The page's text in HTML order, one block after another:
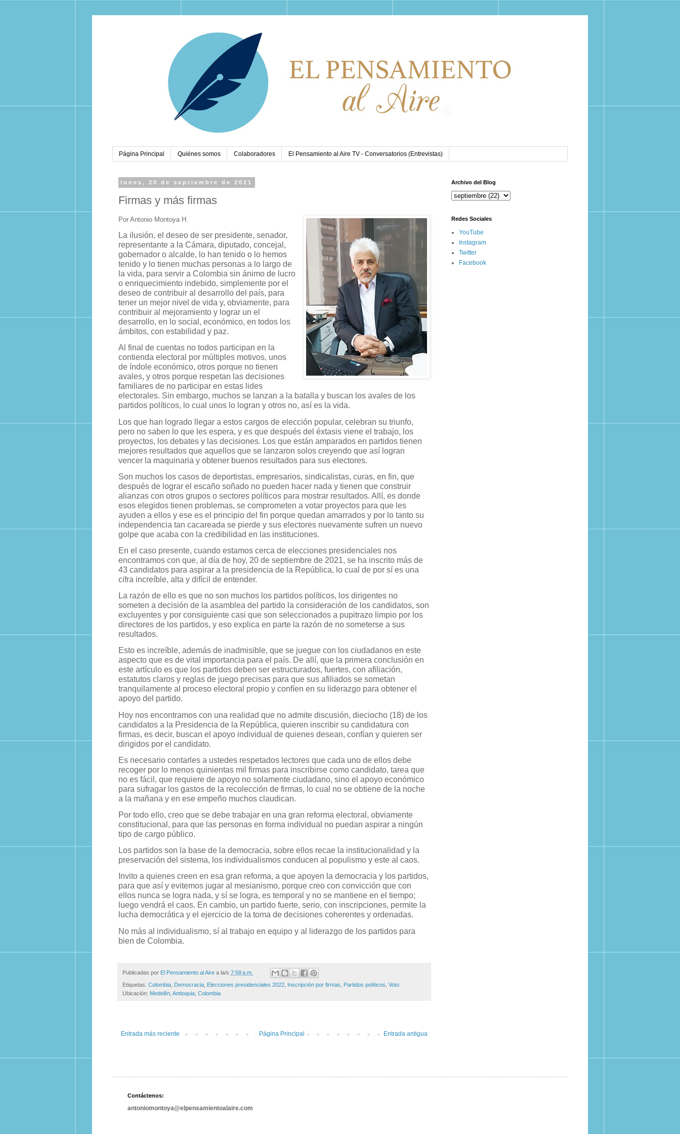
Página Principal Quiénes somos Colaboradores El Pensamiento al Aire TV - Conversatorios (Entrevistas)
lunes, 20 de septiembre de 2021
Firmas y más firmas
Por Antonio Montoya H.
La ilusión, el deseo de ser presidente, senador,
representante a la Cámara, diputado, concejal,
gobernador o alcalde, lo han tenido o lo hemos
tenido y lo tienen muchas personas a lo largo de
la vida, para servir a Colombia sin ánimo de lucro
o enriquecimiento indebido, simplemente por el
deseo de contribuir al desarrollo del país, para
tener un mejor nivel de vida y, obviamente, para
contribuir al mejoramiento y lograr un el
desarrollo, en lo social, económico, en todos los
ámbitos, con estabilidad y paz.
Al final de cuentas no todos participan en la
contienda electoral por múltiples motivos, unos
de índole económico, otros porque no tienen
avales, y otros porque respetan las decisiones
familiares de no participar en estas lides
electorales. Sin embargo, muchos se lanzan a la batalla y buscan los avales de los
partidos políticos, lo cual unos lo logran y otros no, así es la vida.
Los que han logrado llegar a estos cargos de elección popular, celebran su triunfo,
pero no saben lo que les espera, y es que después del éxtasis viene el trabajo, los
proyectos, los debates y las decisiones. Los que están amparados en partidos tienen
mejores resultados que aquellos que se lanzaron solos creyendo que así logran
vencer la maquinaria y obtener buenos resultados para sus electores.
Son muchos los casos de deportistas, empresarios, sindicalistas, curas, en fin, que
después de lograr el escaño soñado no pueden hacer nada y tienen que construir
alianzas con otros grupos o sectores políticos para mostrar resultados. Allí, es donde
esos elegidos tienen problemas, se comprometen a votar proyectos para que les
ayuden a ellos y ese es el principio del fin porque quedan amarrados y por lo tanto su
independencia tan cacareada se pierde y sus electores nuevamente sufren un nuevo
golpe que acaba con la credibilidad en las instituciones.
En el caso presente, cuando estamos cerca de elecciones presidenciales nos
encontramos con que, al día de hoy, 20 de septiembre de 2021, se ha inscrito más de
43 candidatos para aspirar a la presidencia de la República, lo cual de por sí es una
cifra increíble, alta y difícil de entender.
La razón de ello es que no son muchos los partidos políticos, los dirigentes no
someten a decisión de la asamblea del partido la consideración de los candidatos, son
excluyentes y por consiguiente casi que son seleccionados a pupitrazo limpio por los
directores de los partidos, y eso explica en parte la razón de no someterse a sus
resultados.
Esto es increíble, además de inadmisible, que se juegue con los ciudadanos en este
aspecto que es de vital importancia para el país. De allí, que la primera conclusión en
este artículo es que los partidos deben ser estructurados, fuertes, con afiliación,
estatutos claros y reglas de juego precisas para que sus afiliados se sometan
tranquilamente al proceso electoral propio y confíen en su liderazgo para obtener el
apoyo del partido.
Hoy nos encontramos con una realidad que no admite discusión, dieciocho (18) de los
candidatos a la Presidencia de la República, quieren inscribir su candidatura con
firmas, es decir, buscan el apoyo individual de quienes desean, confían y quieren ser
dirigidos por el candidato.
Es necesario contarles a ustedes respetados lectores que cada uno de ellos debe
recoger por lo menos quinientas mil firmas para inscribirse como candidato, tarea que
no es fácil, que requiere de apoyo no solamente ciudadano, sino el apoyo económico
para sufragar los gastos de la recolección de firmas, lo cual no se obtiene de la noche
a la mañana y en ese empeño muchos claudican.
Por todo ello, creo que se debe trabajar en una gran reforma electoral, obviamente
constitucional, para que las personas en forma individual no puedan aspirar a ningún
tipo de cargo público.
Los partidos son la base de la democracia, sobre ellos recae la institucionalidad y la
preservación del sistema, los individualismos conducen al populismo y este al caos.
Invito a quienes creen en esa gran reforma, a que apoyen la democracia y los partidos,
para que así y evitemos jugar al mesianismo, porque creo con convicción que con
ellos nunca se logra nada, y sí se logra, es temporal y no se mantiene en el tiempo;
luego vendrá el caos. En cambio, un partido fuerte, serio, con inscripciones, permite la
lucha democrática y el ejercicio de la toma de decisiones coherentes y ordenadas.
No más al individualismo, sí al trabajo en equipo y al liderazgo de los partidos para
bien de Colombia.
Publicadas por El Pensamiento al Aire a la/s 7:58 a.m.
Etiquetas: Colombia Democracia Elecciones presidenciales 2022 Inscripción por firmas Partidos políticos Voto
Ubicación: Medellín, Antioquia, Colombia
Entrada más reciente Entrada antigua
Página Principal
Archivo del Blog
Redes Sociales
YouTube
Instagram
Twitter
Facebook
Contáctenos:
antoniomontoya@elpensamientoalaire.com